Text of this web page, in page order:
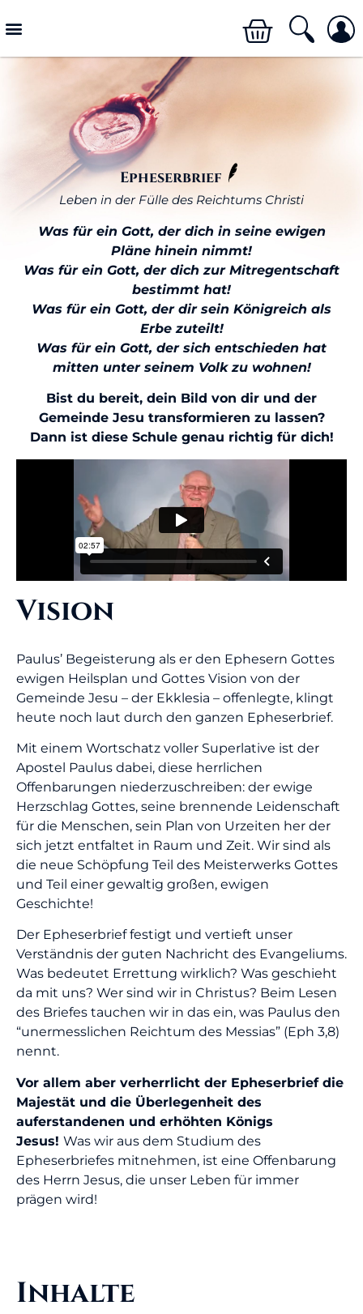
Epheserbrief
Leben in der Fülle des Reichtums Christi
Was für ein Gott, der dich in seine ewigen
Pläne hinein nimmt!
Was für ein Gott, der dich zur Mitregentschaft
bestimmt hat!
Was für ein Gott, der dir sein Königreich als
Erbe zuteilt!
Was für ein Gott, der sich entschieden hat
mitten unter seinem Volk zu wohnen!
Bist du bereit, dein Bild von dir und der
Gemeinde Jesu transformieren zu lassen?
Dann ist diese Schule genau richtig für dich!
Vision
Paulus’ Begeisterung als er den Ephesern Gottes
ewigen Heilsplan und Gottes Vision von der
Gemeinde Jesu – der Ekklesia – offenlegte, klingt
heute noch laut durch den ganzen Epheserbrief.
Mit einem Wortschatz voller Superlative ist der
Apostel Paulus dabei, diese herrlichen
Offenbarungen niederzuschreiben: der ewige
Herzschlag Gottes, seine brennende Leidenschaft
für die Menschen, sein Plan von Urzeiten her der
sich jetzt entfaltet in Raum und Zeit. Wir sind als
die neue Schöpfung Teil des Meisterwerks Gottes
und Teil einer gewaltig großen, ewigen
Geschichte!
Der Epheserbrief festigt und vertieft unser
Verständnis der guten Nachricht des Evangeliums.
Was bedeutet Errettung wirklich? Was geschieht
da mit uns? Wer sind wir in Christus? Beim Lesen
des Briefes tauchen wir in das ein, was Paulus den
“unermesslichen Reichtum des Messias” (Eph 3,8)
nennt.
Vor allem aber verherrlicht der Epheserbrief die
Majestät und die Überlegenheit des
auferstandenen und erhöhten Königs
Jesus! Was wir aus dem Studium des
Epheserbriefes mitnehmen, ist eine Offenbarung
des Herrn Jesus, die unser Leben für immer
prägen wird!
Inhalte